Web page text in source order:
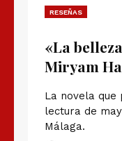
RESEÑAS
«La
Miryam
La novela que
lectura de
Málaga.